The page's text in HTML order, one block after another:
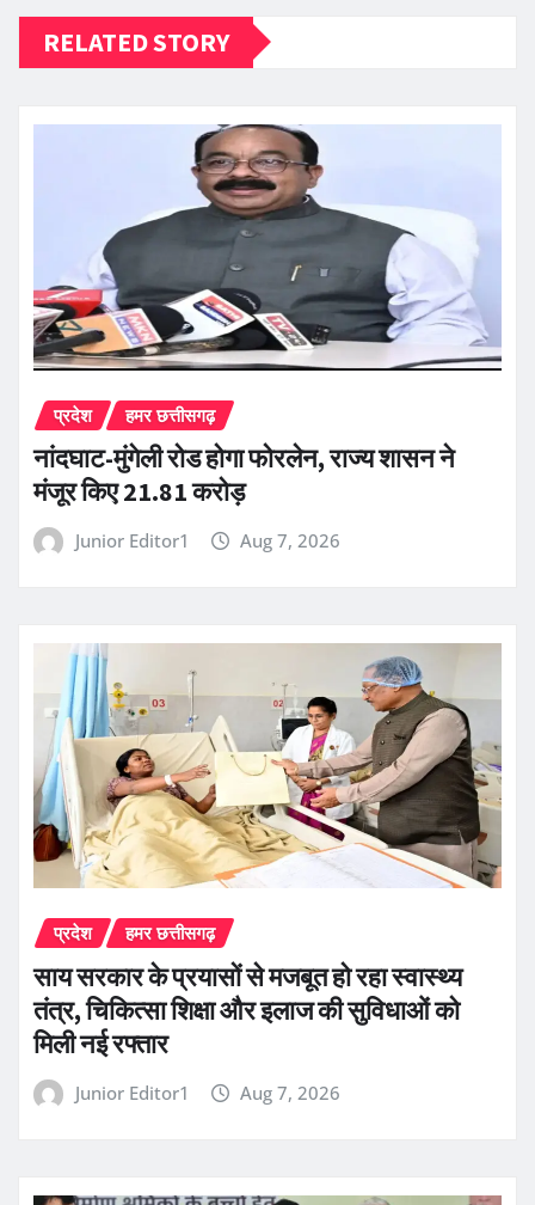
RELATED STORY
प्रदेश हमर छत्तीसगढ़
नांदघाट-मुंगेली रोड होगा फोरलेन, राज्य शासन ने
मंजूर किए 21.81 करोड़
Junior Editor1 Aug 7, 2026
प्रदेश हमर छत्तीसगढ़
साय सरकार के प्रयासों से मजबूत हो रहा स्वास्थ्य
तंत्र, चिकित्सा शिक्षा और इलाज की सुविधाओं को
मिली नई रफ्तार
Junior Editor1 Aug 7, 2026